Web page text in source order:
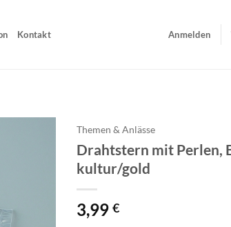
Kontakt Anmelden
Themen & Anlässe
Drahtstern mit Perlen,
kultur/gold
3,99€